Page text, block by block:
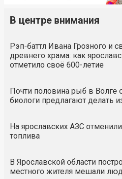
В центре внимания
Рэп-баттл Ивана Грозного и
древнего храма: как
отметило своё 600-летие
Почти половина рыб в Волге
биологи предлагают делать
На ярославских АЗС
топлива
В Ярославской области
местного жителя мешали